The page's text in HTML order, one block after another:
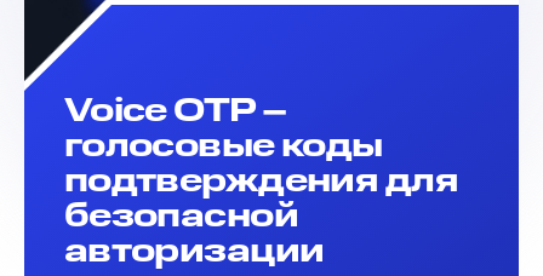
Voice OTP –
голосовые коды
подтверждения для
безопасной
авторизации